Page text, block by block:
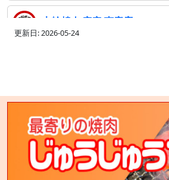
七輪焼肉 安安 恵庭店
北海道恵庭市和光町1-1-33
七輪焼肉 安安 大塚店
東京都豊島区北大塚2-7-11 プロ
安安大塚店とGoogle検索すると
場合は その場合は「七輪焼肉安
頂くと正しく表示される場合がご
更新日: 2026-05-24